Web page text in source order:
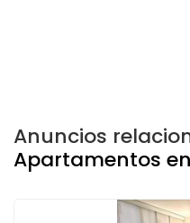
Anuncios
Apartamentos